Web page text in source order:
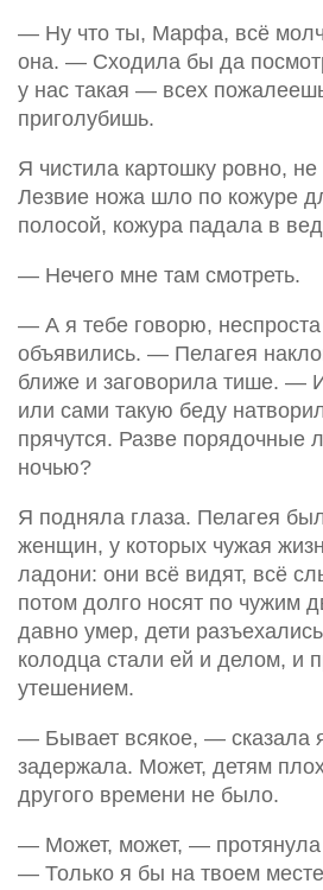
— Ну что ты, Марфа, всё
она. — Сходила бы да
у нас такая — всех
приголубишь.
Я чистила картошку ровно,
Лезвие ножа шло по кожуре
полосой, кожура падала в
— Нечего мне там смотреть.
— А я тебе говорю, неспроста
объявились. — Пелагея
ближе и заговорила тише. —
или сами такую беду
прячутся. Разве порядочные
ночью?
Я подняла глаза. Пелагея
женщин, у которых чужая
ладони: они всё видят, всё
потом долго носят по чужим
давно умер, дети
колодца стали ей и делом, и
утешением.
— Бывает всякое, — сказала
задержала. Может, детям
другого времени не было.
— Может, может, — протянула
— Только я бы на твоем